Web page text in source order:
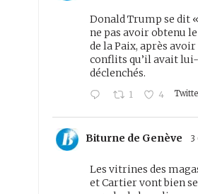
Donald Trump se dit
ne pas avoir obtenu
de la Paix, après
conflits qu’il avait
déclenchés.
1 4
Biturne de Genève 3
Les vitrines des
et Cartier vont bien